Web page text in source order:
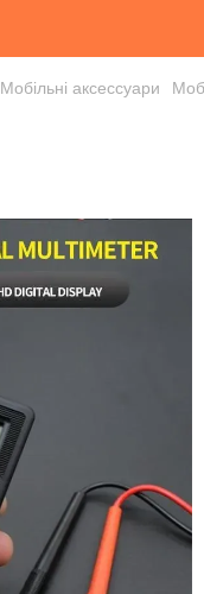
Мобільні аксессуари